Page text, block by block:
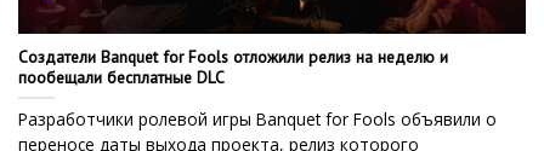
Создатели Banquet for Fools отложили релиз на неделю и
пообещали бесплатные DLC
Разработчики ролевой игры Banquet for Fools объявили о
переносе даты выхода проекта, релиз которого